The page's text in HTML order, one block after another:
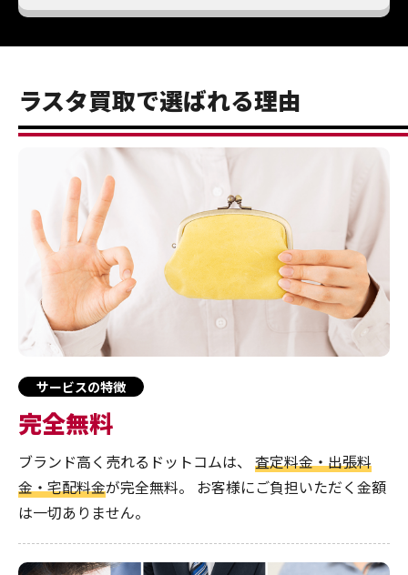
ラスタ買取で選ばれる理由
サービスの特徴
完全無料
ブランド高く売れるドットコムは、 査定料金・出張料
金・宅配料金が完全無料。 お客様にご負担いただく金額
は一切ありません。